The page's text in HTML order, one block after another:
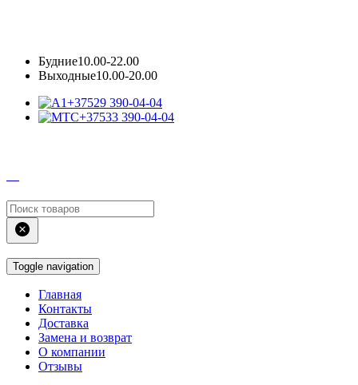
Будние10.00-22.00
Выходные10.00-20.00
+37529 390-04-04
+37533 390-04-04
Toggle navigation
Главная
Контакты
Доставка
Замена и возврат
О компании
Отзывы